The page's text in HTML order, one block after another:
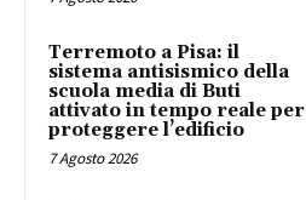
Terremoto a Pisa: il
sistema antisismico della
scuola media di Buti
attivato in tempo reale per
proteggere l’edificio
7 Agosto 2026